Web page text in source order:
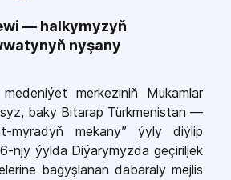
— halkymyzyň
nyşany
merkeziniň Mukamlar
baky Bitarap Türkmenistan —
myradyň mekany” ýyly diýlip
njy ýylda Diýarymyzda geçiriljek
bagyşlanan dabaraly mejlis